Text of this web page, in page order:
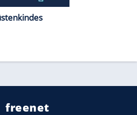
freenet